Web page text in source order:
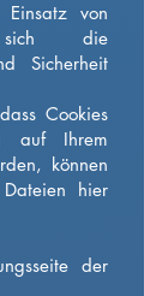
von
sich die
Sicherheit
Cookies
auf Ihrem
können
hier
der